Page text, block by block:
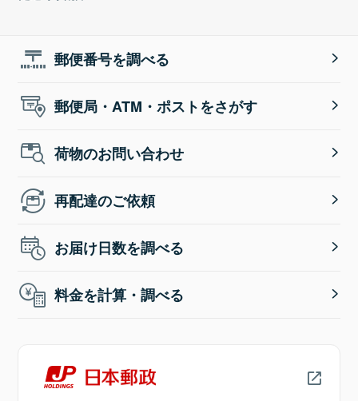
郵便番号を調べる
郵便局・ATM・ポストをさがす
荷物のお問い合わせ
再配達のご依頼
お届け日数を調べる
料金を計算・調べる